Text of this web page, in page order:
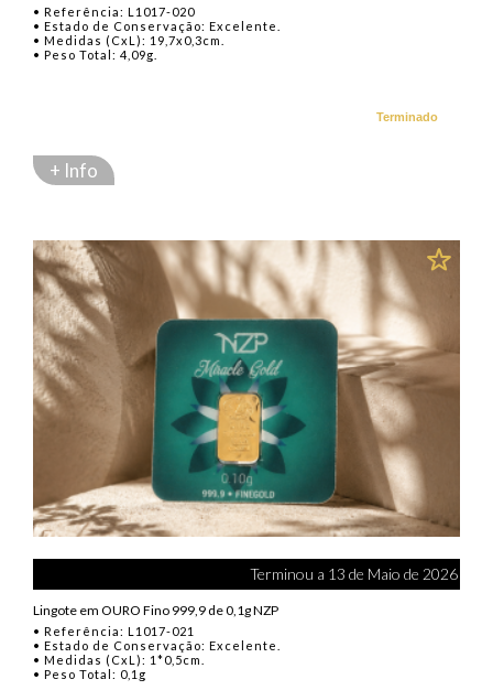
• Referência: L1017-020
• Estado de Conservação: Excelente.
• Medidas (CxL): 19,7x0,3cm.
• Peso Total: 4,09g.
Terminado
+ Info
Terminou a 13 de Maio de 2026
Lingote em OURO Fino 999,9 de 0,1g NZP
• Referência: L1017-021
• Estado de Conservação: Excelente.
• Medidas (CxL): 1*0,5cm.
• Peso Total: 0,1g